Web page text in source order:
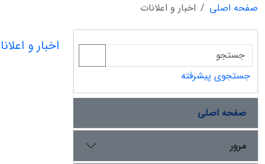
صفحه اصلی اخبار و اعلانات
جستجوی پیشرفته
صفحه اصلی
مرور
اخبار و